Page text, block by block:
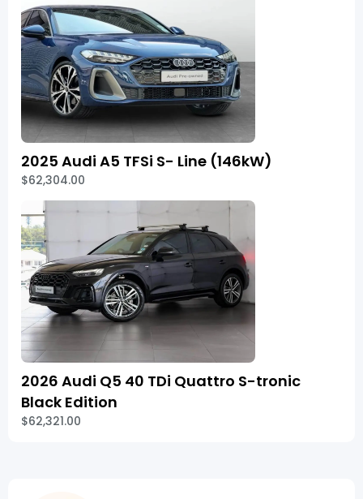
2025 Audi A5 TFSi S- Line (146kW)
$62,304.00
2026 Audi Q5 40 TDi Quattro S-tronic
Black Edition
$62,321.00